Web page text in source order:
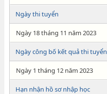
Ngày thi tuyển
Ngày 18 tháng 11 năm 2023
Ngày công bố kết quả thi tuyển
Ngày 1 tháng 12 năm 2023
Hạn nhận hồ sơ nhập học